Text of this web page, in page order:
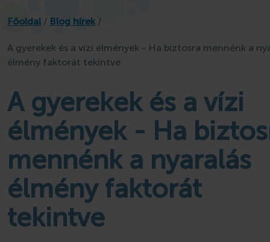
Családi élményfürdő
Bővebben
FÜRDŐ
Medencék
Csúszdák
Mobilházak a fürdő
kempingjében
Bővebben
Wellness csomagok
Bővebben
AJÁNLATOK
Aktuális ajánlataink
Áraink
SPA SHOP
Story Camp - Sátortábor
Osztálykirándulás
Játszóház
Programok, hírek
Főoldal / Blog hírek /
A gyerekek és a vízi élmények - Ha biztosra mennénk a
élmény faktorát tekintve
A gyerekek és a vízi
élmények - Ha
mennénk a nyaralás
élmény faktorát
tekintve